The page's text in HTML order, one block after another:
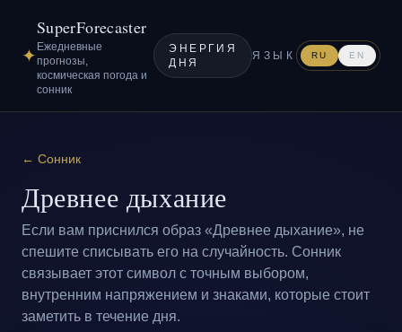
✦
SuperForecaster
Ежедневные
прогнозы,
космическая погода и
сонник
ЭНЕРГИЯ
ДНЯ
ЯЗЫК RU EN
← Сонник
Древнее дыхание
Если вам приснился образ «Древнее дыхание», не
спешите списывать его на случайность. Сонник
связывает этот символ с точным выбором,
внутренним напряжением и знаками, которые стоит
заметить в течение дня.